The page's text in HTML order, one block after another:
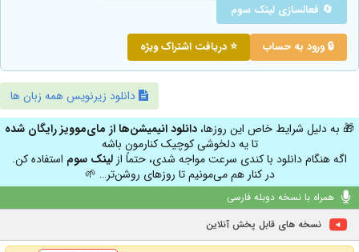
🔄 فعالسازی لینک سوم
🔒 ورود به حساب ⭐ دریافت اشتراک ویژه
دانلود زیرنویس همه زبان ها
🎁 به دلیل شرایط خاص این روزها،دانلود انیمیشن‌ها از مای‌موویز رایگان شده
تا یه دلخوشی کوچیک کنارمون باشه
اگه هنگام دانلود با کندی سرعت مواجه شدی، حتماً از لینک سوم استفاده کن.
در کنار هم می‌مونیم تا روزهای روشن‌تر… 🌱
همراه با نسخه دوبله فارسی
نسخه های قابل پخش آنلاین